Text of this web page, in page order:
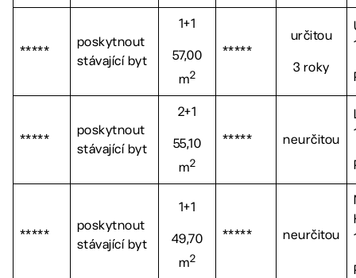
*****
poskytnout
stávající byt
1+1
57,00
m2
*****
určitou
3 roky
*****
poskytnout
stávající byt
2+1
55,10
m2
***** neurčitou
*****
poskytnout
stávající byt
1+1
49,70
m2
***** neurčitou